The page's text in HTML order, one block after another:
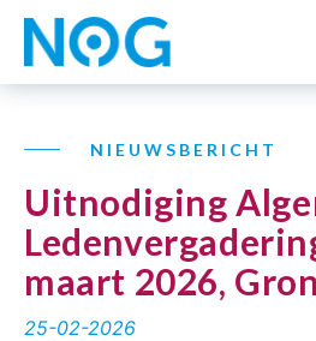
NIEUWSBERICHT
Uitnodiging
maart 2026,
25-02-2026